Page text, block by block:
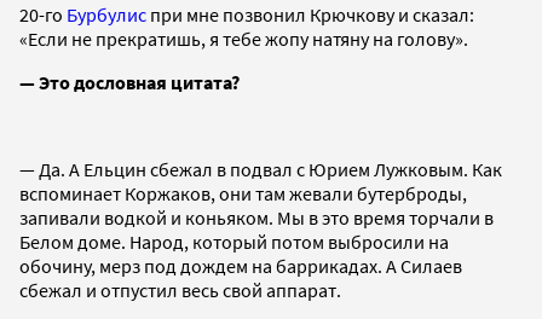
20-го Бурбулис при мне позвонил Крючкову и сказал:
«Если не прекратишь, я тебе жопу натяну на голову».
— Это дословная цитата?
— Да. А Ельцин сбежал в подвал с Юрием Лужковым. Как
вспоминает Коржаков, они там жевали бутерброды,
запивали водкой и коньяком. Мы в это время торчали в
Белом доме. Народ, который потом выбросили на
обочину, мерз под дождем на баррикадах. А Силаев
сбежал и отпустил весь свой аппарат.